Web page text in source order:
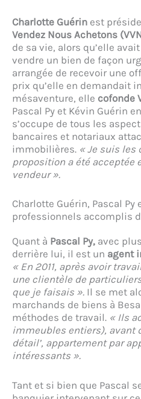
Charlotte Guérin est
Vendez Nous Achetons
de sa vie, alors qu’elle
vendre un bien de façon
arrangée de recevoir une
prix qu’elle en demandait
mésaventure, elle cofonde
Pascal Py et Kévin Guérin en
s’occupe de tous les
bancaires et notariaux
immobilières. « Je suis les
proposition a été acceptée
vendeur ».
Charlotte Guérin, Pascal Py
professionnels accomplis
Quant à Pascal Py, avec
derrière lui, il est un agent
« En 2011, après avoir
une clientèle de
que je faisais ». Il se met
marchands de biens à
méthodes de travail. « Ils
immeubles entiers), avant
détail’, appartement par
intéressants ».
Tant et si bien que Pascal